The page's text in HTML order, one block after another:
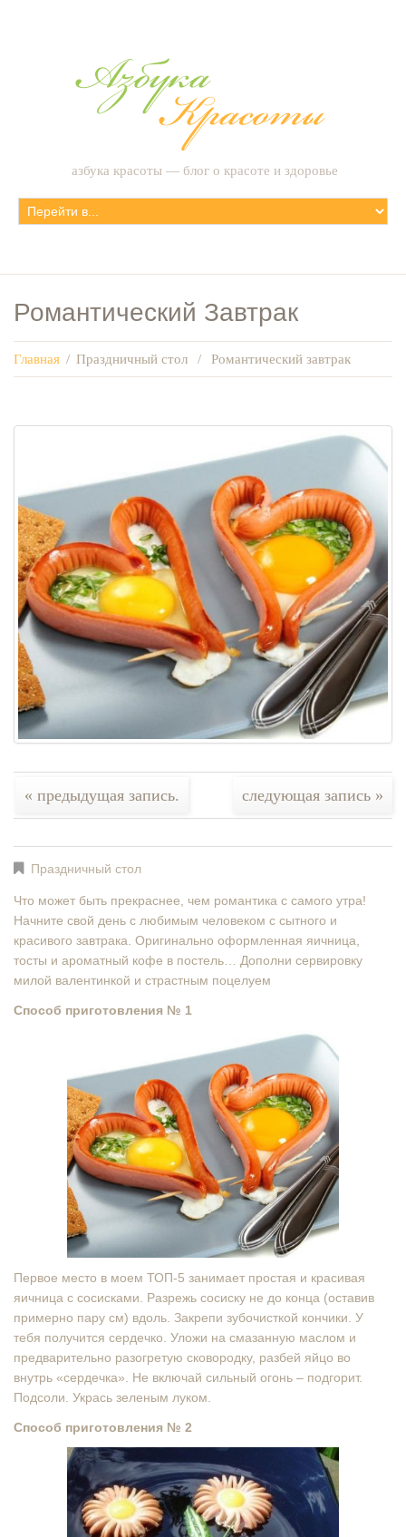
азбука красоты — блог о красоте и здоровье
Романтический Завтрак
Главная / Праздничный стол / Романтический завтрак
« предыдущая запись. следующая запись »
Праздничный стол
Что может быть прекраснее, чем романтика с самого утра!
Начните свой день с любимым человеком с сытного и
красивого завтрака. Оригинально оформленная яичница,
тосты и ароматный кофе в постель… Дополни сервировку
милой валентинкой и страстным поцелуем
Способ приготовления № 1
Первое место в моем ТОП-5 занимает простая и красивая
яичница с сосисками. Разрежь сосиску не до конца (оставив
примерно пару см) вдоль. Закрепи зубочисткой кончики. У
тебя получится сердечко. Уложи на смазанную маслом и
предварительно разогретую сковородку, разбей яйцо во
внутрь «сердечка». Не включай сильный огонь – подгорит.
Подсоли. Укрась зеленым луком.
Способ приготовления № 2